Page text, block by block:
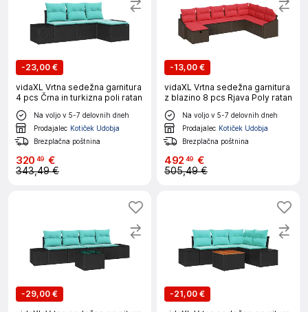
-23,00 €
vidaXL Vrtna sedežna garnitura
4 pcs Črna in turkizna poli ratan
Na voljo v 5-7 delovnih dneh
Prodajalec Kotiček Udobja
Brezplačna poštnina
320 49 €
343,49 €
-13,00 €
vidaXL Vrtna sedežna garnitura
z blazino 8 pcs Rjava Poly ratan
Na voljo v 5-7 delovnih dneh
Prodajalec Kotiček Udobja
Brezplačna poštnina
492 49 €
505,49 €
-29,00 €
-21,00 €